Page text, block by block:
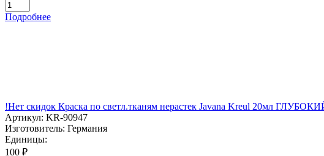
Подробнее
!Нет скидок Краска по светл.тканям нерастек Javana Kreul 20мл
Артикул: KR-90947
Изготовитель: Германия
Единицы:
100 ₽